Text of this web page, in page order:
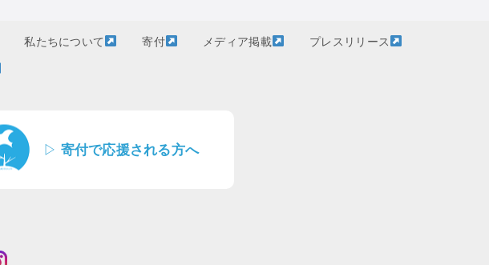
私たちについて 寄付 メディア掲載 プレスリリース
▷ 寄付で応援される方へ